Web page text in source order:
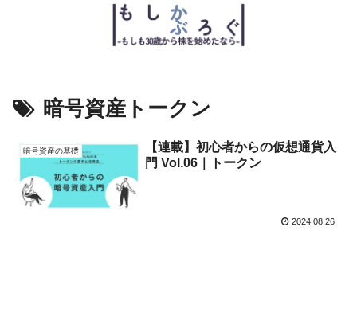
暗号資産トークン
暗号資産の基礎
【連載】初心者からの仮想通貨入
門 Vol.06｜トークン
2024.08.26